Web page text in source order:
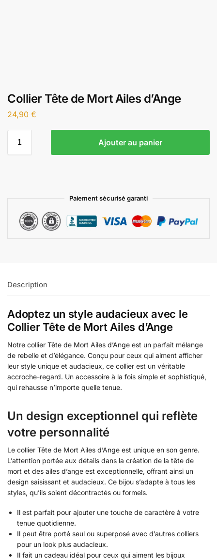
Collier Tête de Mort Ailes d’Ange
24,90 €
Ajouter au panier
Paiement sécurisé garanti
Description
Adoptez un style audacieux avec le
Collier Tête de Mort Ailes d’Ange
Notre collier Tête de Mort Ailes d’Ange est un parfait mélange
de rebelle et d’élégance. Conçu pour ceux qui aiment afficher
leur style unique et audacieux, ce collier est un véritable
accroche-regard. Un accessoire à la fois simple et sophistiqué,
qui rehausse n’importe quelle tenue.
Un design exceptionnel qui reflète
votre personnalité
Le collier Tête de Mort Ailes d’Ange est unique en son genre.
L’attention portée aux détails dans la création de la tête de
mort et des ailes d’ange est exceptionnelle, offrant ainsi un
design saisissant et audacieux. Ce bijou s’adapte à tous les
styles, qu’ils soient décontractés ou formels.
Il est parfait pour ajouter une touche de caractère à votre
tenue quotidienne.
Il peut être porté seul ou superposé avec d’autres colliers
pour un look plus audacieux.
Il fait un cadeau idéal pour ceux qui aiment les bijoux